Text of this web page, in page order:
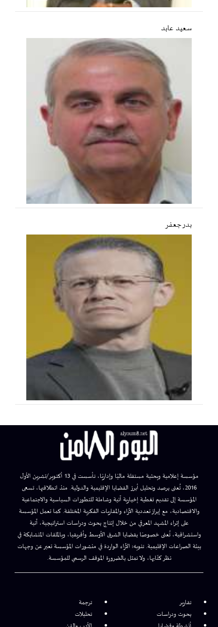
سعید عابد
بدر جعفر
مؤسسة إعلامية وبحثية مستقلة ماليًا وإداريًا، تأسست في 13 أكتوبر/تشرين الأول
2016، تُعنى برصد وتحليل أبرز القضايا الإقليمية والدولية. منذ انطلاقتها، تسعى
المؤسسة إلى تقديم تغطية إخبارية آنية وشاملة للتطورات السياسية والاجتماعية
والاقتصادية، مع إبراز تعددية الآراء والمقاربات الفكرية المختلفة. كما تعمل المؤسسة
على إثراء المشهد المعرفي من خلال إنتاج بحوث ودراسات استراتيجية، آنية
واستشرافية، تُعنى خصوصًا بقضايا الشرق الأوسط وأفريقيا، وبالملفات المتشابكة في
بيئة الصراعات الإقليمية. تنويه: الآراء الواردة في منشورات المؤسسة تعبر عن وجهات
نظر كتّابها، ولا تمثل بالضرورة الموقف الرسمي للمؤسسة.
تقارير
ترجمة
بحوث ودراسات
تحليلات